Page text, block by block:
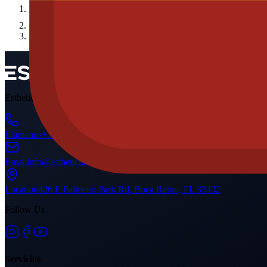
Inicio
Esthetic Hair es una clínica líder en estética médica en Miami, que
Llámanos+15615266835
Emailinfo@esthetichairmiami.com
Location426 E Palmetto Park Rd, Boca Raton, FL 33432
Follow Us
Servicios